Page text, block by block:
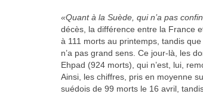
«Quant à la Suède, qui n’a pas
décès, la différence entre la France
à 111 morts au printemps, tandis
n’a pas grand sens. Ce jour-là, les
Ehpad (924 morts), qui n’est, lui,
Ainsi, les chiffres, pris en moyenne
suédois de 99 morts le 16 avril,